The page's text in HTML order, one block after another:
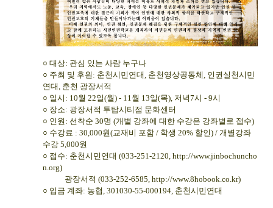
○ 대상: 관심 있는 사람 누구나
○ 주최 및 후원: 춘천시민연대, 춘천영상공동체, 인권실천시민
연대, 춘천 광장서적
○ 일시: 10월 22일(월) - 11월 13일(목), 저녁7시 - 9시
○ 장소: 광장서적 투탑시티점 문화센터
○ 인원: 선착순 30명 (개별 강좌에 대한 수강은 강좌별로 접수)
○ 수강료 : 30,000원(교재비 포함 / 학생 20% 할인) / 개별강좌
수강 5,000원
○ 접수: 춘천시민연대 (033-251-2120, http://www.jinbochuncho
n.org)
광장서적 (033-252-6585, http://www.8hobook.co.kr)
○ 입금 계좌: 농협, 301030-55-000194, 춘천시민연대